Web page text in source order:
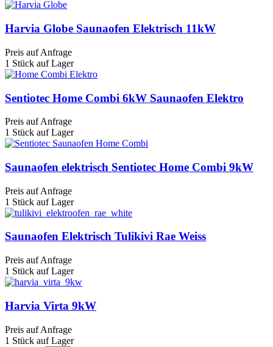
Harvia Globe Saunaofen Elektrisch 11kW
Preis auf Anfrage
1 Stück auf Lager
Sentiotec Home Combi 6kW Saunaofen Elektro
Preis auf Anfrage
1 Stück auf Lager
Saunaofen elektrisch Sentiotec Home Combi 9kW
Preis auf Anfrage
1 Stück auf Lager
Saunaofen Elektrisch Tulikivi Rae Weiss
Preis auf Anfrage
1 Stück auf Lager
Harvia Virta 9kW
Preis auf Anfrage
1 Stück auf Lager